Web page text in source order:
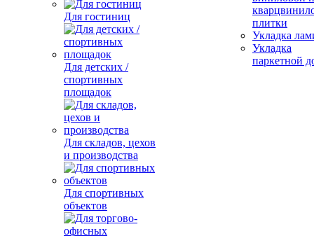
Для гостиниц
Для детских /
спортивных
площадок
Для складов, цехов
и производства
Для спортивных
объектов
плитки
Укладка
Укладка
паркетной